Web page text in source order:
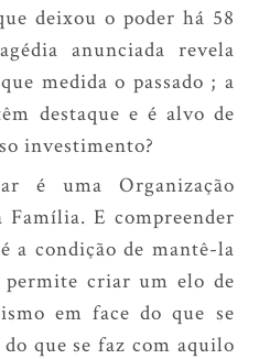
deixou o poder há 58
anunciada revela
medida o passado ; a
destaque e é alvo de
investimento?
é uma Organização
Família. E compreender
a condição de mantê-la
criar um elo de
em face do que se
que se faz com aquilo